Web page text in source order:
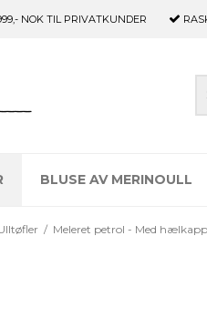
NOK TIL PRIVATKUNDER
BLUSE AV MERINOULL
/ Meleret petrol - Med